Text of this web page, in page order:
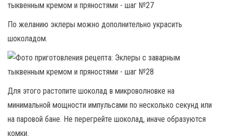
По желанию эклеры можно дополнительно украсить
шоколадом.
Для этого растопите шоколад в микроволновке на
минимальной мощности импульсами по несколько секунд или
на паровой бане. Не перегрейте шоколад, иначе образуются
комки.